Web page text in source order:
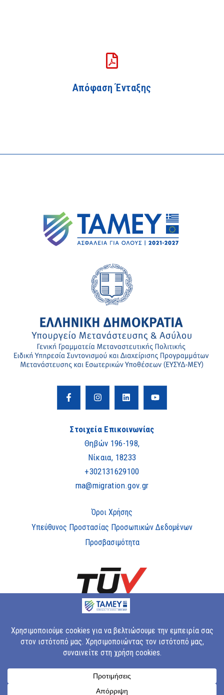
Απόφαση Ένταξης
Στοιχεία Επικοινωνίας
Θηβών 196-198,
Νίκαια, 18233
+302131629100
ma@migration.gov.gr
Όροι Χρήσης
Υπεύθυνος Προστασίας Προσωπικών Δεδομένων
Προσβασιμότητα